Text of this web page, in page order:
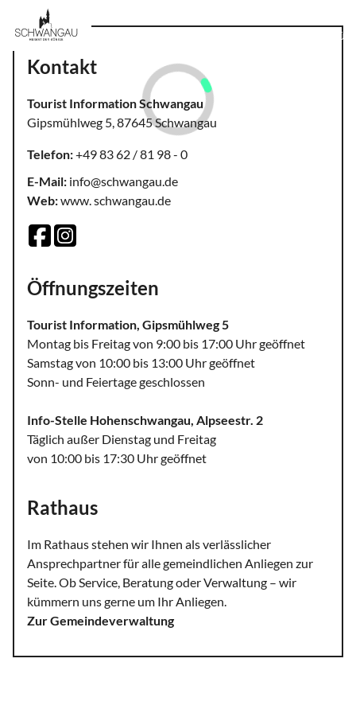
MENÜ
Kontakt
Tourist Information Schwangau
Gipsmühlweg 5, 87645 Schwangau
Telefon:+49 83 62 / 81 98 - 0
E-Mail: info@schwangau.de
Web:www. schwangau.de
Öffnungszeiten
Tourist Information, Gipsmühlweg 5
Montag bis Freitag von 9:00 bis 17:00 Uhr geöffnet
Samstag von 10:00 bis 13:00 Uhr geöffnet
Sonn- und Feiertage geschlossen
Info-Stelle Hohenschwangau, Alpseestr. 2
Täglich außer Dienstag und Freitag
von 10:00 bis 17:30 Uhr geöffnet
Rathaus
Im Rathaus stehen wir Ihnen als verlässlicher
Ansprechpartner für alle gemeindlichen Anliegen zur
Seite. Ob Service, Beratung oder Verwaltung – wir
kümmern uns gerne um Ihr Anliegen.
Zur Gemeindeverwaltung